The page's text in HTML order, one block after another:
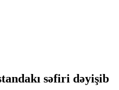
səfiri dəyişib